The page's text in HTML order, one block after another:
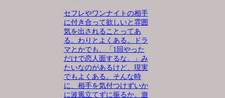
セフレやワンナイトの相手
に付き合って欲しいと雰囲
気を出されることってあ
る。わりとよくある。ドラ
マとかでも、「1回やった
だけで恋人面するな。」み
たいなのがあるけど、現実
でもよくある。そんな時
に、相手を気付つけずいか
に波風立てずに振るか。遊